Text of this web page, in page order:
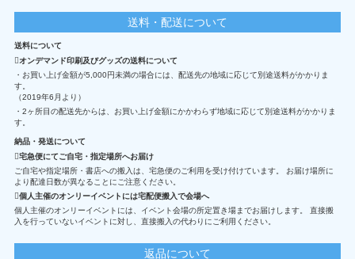
送料・配送について
送料について
オンデマンド印刷及びグッズの送料について
・お買い上げ金額が5,000円未満の場合には、配送先の地域に応じて別途送料がかかりま
す。
（2019年6月より）
・2ヶ所目の配送先からは、お買い上げ金額にかかわらず地域に応じて別途送料がかかりま
す。
納品・発送について
宅急便にてご自宅・指定場所へお届け
ご自宅や指定場所・書店への搬入は、宅急便のご利用を受け付けています。 お届け場所に
より配達日数が異なることにご注意ください。
個人主催のオンリーイベントには宅配便搬入で会場へ
個人主催のオンリーイベントには、イベント会場の所定置き場までお届けします。 直接搬
入を行っていないイベントに対し、直接搬入の代わりにご利用ください。
返品について